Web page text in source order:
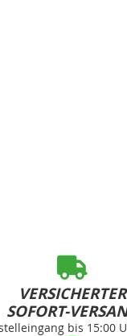
VERSICHERTER
SOFORT-
bis 15:00